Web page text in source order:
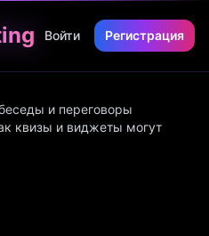
Войти Регистрация
и переговоры
квизы и виджеты могут